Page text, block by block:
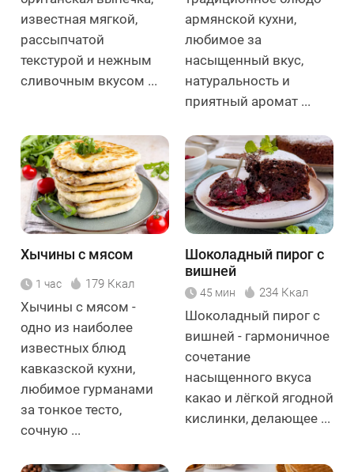
известная мягкой,
рассыпчатой
текстурой и нежным
сливочным вкусом ...
армянской кухни,
любимое за
насыщенный вкус,
натуральность и
приятный аромат ...
Хычины с мясом
1 час 179 Ккал
Хычины с мясом -
одно из наиболее
известных блюд
кавказской кухни,
любимое гурманами
за тонкое тесто,
сочную ...
Шоколадный пирог с
вишней
45 мин 234 Ккал
Шоколадный пирог с
вишней - гармоничное
сочетание
насыщенного вкуса
какао и лёгкой ягодной
кислинки, делающее ...